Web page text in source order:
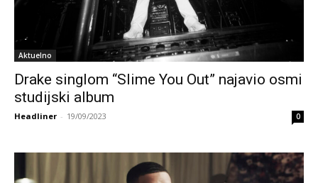
Aktuelno
Drake singlom “Slime You Out” najavio osmi
studijski album
Headliner - 19/09/2023 0